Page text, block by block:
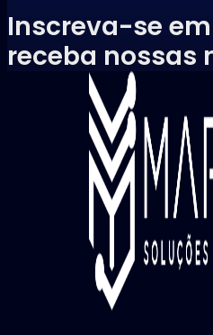
Inscreva-se
receba nossas